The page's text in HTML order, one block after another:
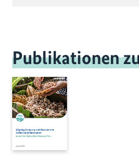
Publikationen